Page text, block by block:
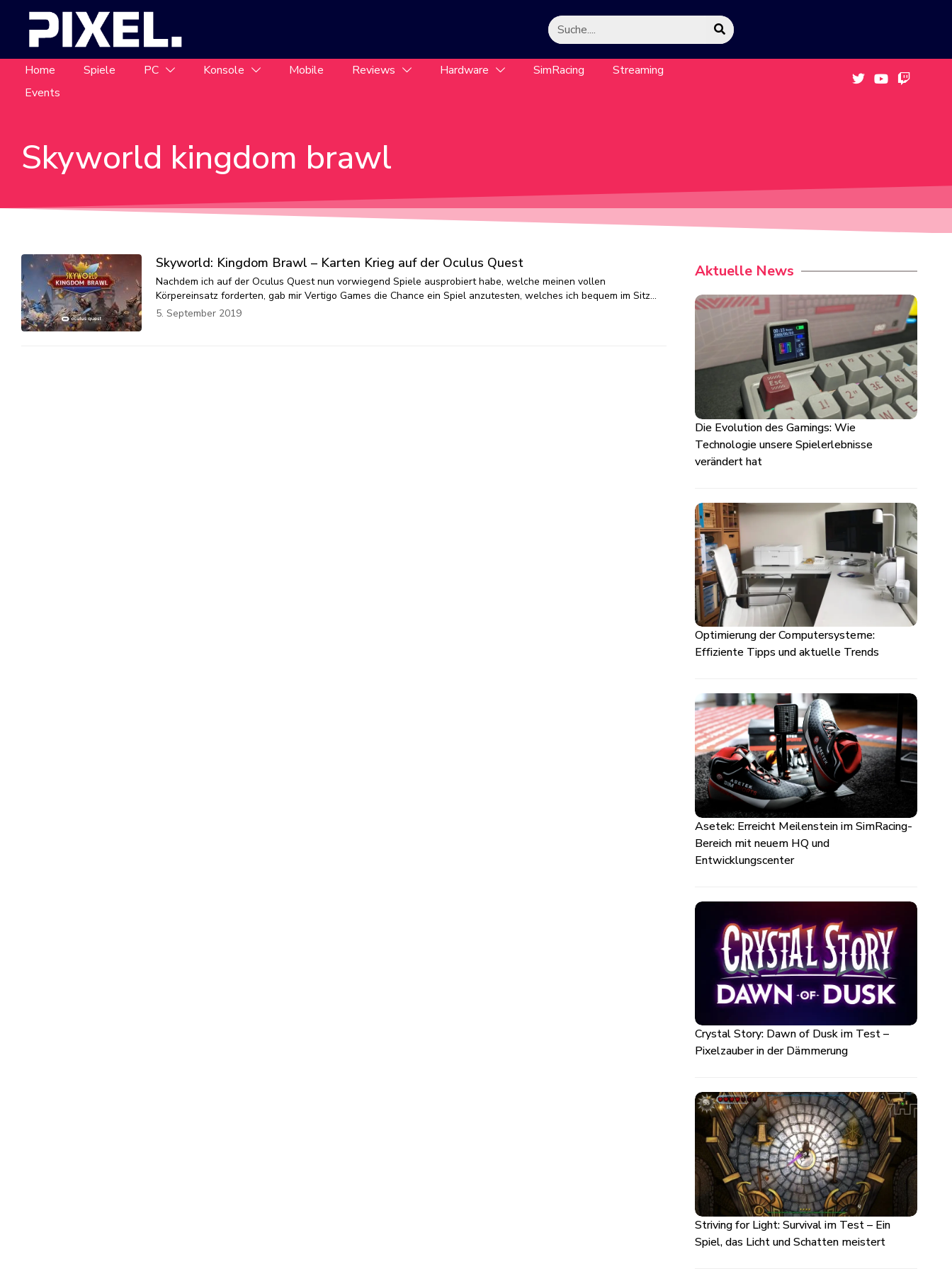
Home Spiele PC Konsole Mobile Reviews Hardware SimRacing
Streaming
Events
Skyworld kingdom brawl
Skyworld: Kingdom Brawl – Karten Krieg auf der Oculus Quest
Nachdem ich auf der Oculus Quest nun vorwiegend Spiele ausprobiert habe, welche meinen vollen
Körpereinsatz forderten, gab mir Vertigo Games die Chance ein Spiel anzutesten, welches ich bequem im Sitz…
5. September 2019
Aktuelle News
Die Evolution des Gamings: Wie
Technologie unsere Spielerlebnisse
verändert hat
Optimierung der Computersysteme:
Effiziente Tipps und aktuelle Trends
Asetek: Erreicht Meilenstein im SimRacing-
Bereich mit neuem HQ und
Entwicklungscenter
Crystal Story: Dawn of Dusk im Test –
Pixelzauber in der Dämmerung
Striving for Light: Survival im Test – Ein
Spiel, das Licht und Schatten meistert